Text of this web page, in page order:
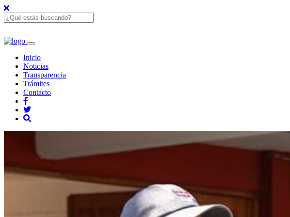
Inicio
Noticias
Transparencia
Trámites
Contacto